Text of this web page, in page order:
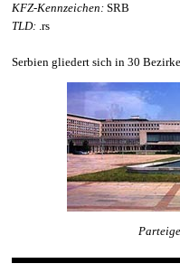
KFZ-Kennzeichen: SRB
TLD: .rs
Serbien gliedert sich in 30